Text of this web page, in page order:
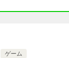
ゲーム